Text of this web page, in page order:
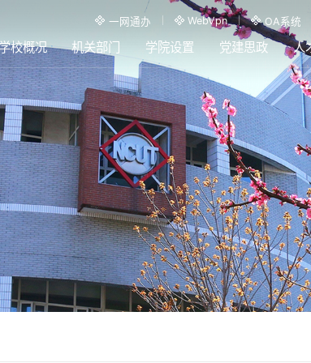
一网通办 WebVpn OA系统
校概况 机关部门 学院设置 党建思政 人